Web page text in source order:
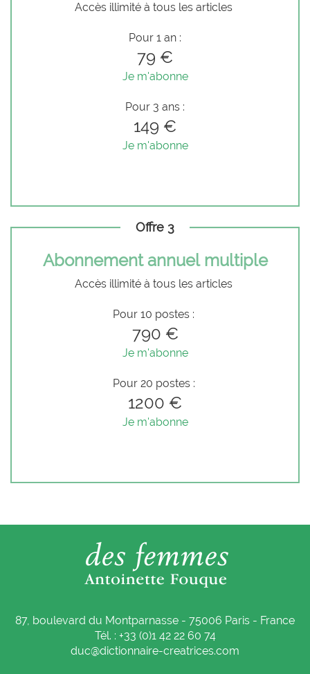
Accès illimité à tous les articles
Pour 1 an :
79 €
Je m'abonne
Pour 3 ans :
149 €
Je m'abonne
Offre 3
Abonnement annuel multiple
Accès illimité à tous les articles
Pour 10 postes :
790 €
Je m'abonne
Pour 20 postes :
1200 €
Je m'abonne
87, boulevard du Montparnasse - 75006 Paris - France
Tél. : +33 (0)1 42 22 60 74
duc@dictionnaire-creatrices.com